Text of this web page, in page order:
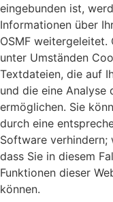
eingebunden ist,
Informationen über
OSMF
unter Umständen
Textdateien, die auf
und die eine Analyse
ermöglichen. Sie
durch eine
Software verhindern;
dass Sie in diesem
Funktionen dieser
können.